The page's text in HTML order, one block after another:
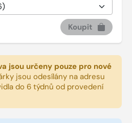
Koupit
jsou určeny pouze pro nové
jsou odesílány na adresu
do 6 týdnů od provedení